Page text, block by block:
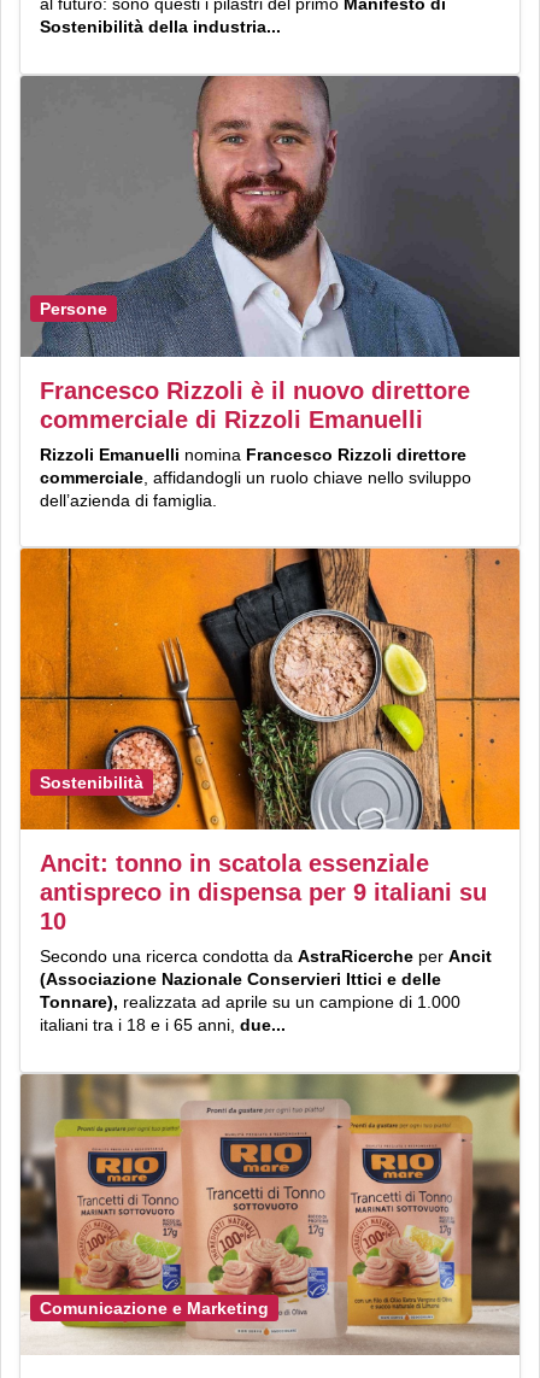
Sostenibilità della industria...
Persone
Francesco Rizzoli è il nuovo direttore
commerciale di Rizzoli Emanuelli
Rizzoli Emanuelli nomina Francesco Rizzoli direttore
commerciale , affidandogli un ruolo chiave nello sviluppo
dell’azienda di famiglia.
Sostenibilità
Ancit: tonno in scatola essenziale
antispreco in dispensa per 9 italiani su
10
Secondo una ricerca condotta da AstraRicerche per Ancit
(Associazione Nazionale Conservieri Ittici e delle
Tonnare), realizzata ad aprile su un campione di 1.000
italiani tra i 18 e i 65 anni, due...
Comunicazione e Marketing